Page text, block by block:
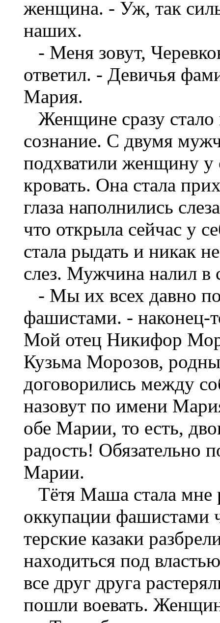
женщина. - Уж, так
наших.
- Меня зовут,
ответил. - Девичья
Мария.
Женщине сразу стало
сознание. С двумя
подхватили женщину у
кровать. Она стала
глаза наполнились
что открыла сейчас у
стала рыдать и никак
слез. Мужчина налил в
- Мы их всех давно
фашистами. - наконец-
Мой отец Никифор
Кузьма Морозов,
договорились между
назовут по имени
обе Марии, то есть,
радость! Обязательно
Марии.
Тётя Маша стала мне
оккупации фашистами
терские казаки
находиться под
все друг друга
пошли воевать.